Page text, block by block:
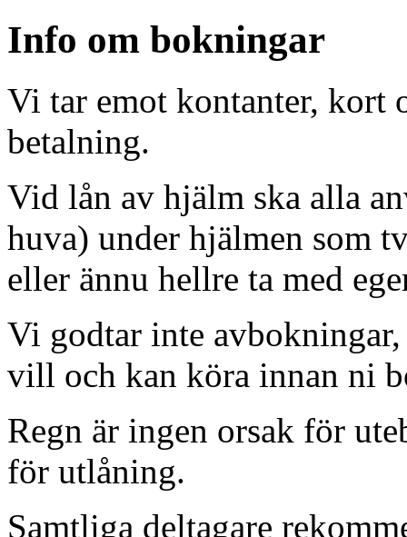
Info om bokningar
Vi tar emot kontanter, kort
betalning.
Vid lån av hjälm ska alla
huva) under hjälmen som
eller ännu hellre ta med
Vi godtar inte
vill och kan köra innan ni
Regn är ingen orsak för
för utlåning.
Samtliga deltagare